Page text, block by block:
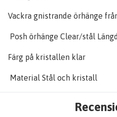
Vackra gnistrande örhänge
Posh örhänge Clear/stål
Färg på kristallen klar
Material Stål och kristall